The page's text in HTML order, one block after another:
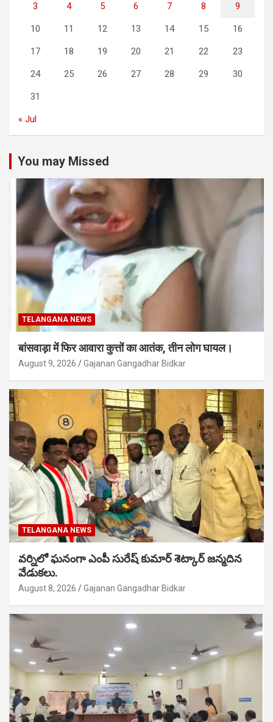
3 4 5 6 7 8 9
10 11 12 13 14 15 16
17 18 19 20 21 22 23
24 25 26 27 28 29 30
31
« Jul
You may Missed
TELANGANA NEWS
बांसवाड़ा में फिर आवारा कुत्तों का आतंक, तीन लोग घायल।
August 9, 2026 Gajanan Gangadhar Bidkar
TELANGANA NEWS
వర్నిలో ఘనంగా ఎంపీ సురేష్ కుమార్ శెట్కార్ జన్మదిన
వేడుకలు.
August 8, 2026 Gajanan Gangadhar Bidkar